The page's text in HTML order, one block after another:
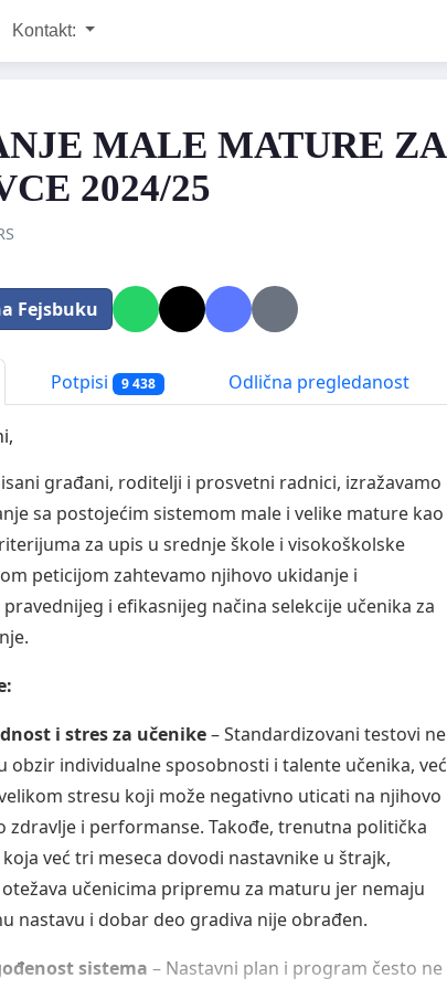
Kontakt:
MALE MATURE ZA
2024/25
Fejsbuku
Potpisi 9 438 Odlična pregledanost
građani, roditelji i prosvetni radnici, izražavamo
sa postojećim sistemom male i velike mature kao
za upis u srednje škole i visokoškolske
peticijom zahtevamo njihovo ukidanje i
i efikasnijeg načina selekcije učenika za
i stres za učenike– Standardizovani testovi ne
obzir individualne sposobnosti i talente učenika, već
stresu koji može negativno uticati na njihovo
zdravlje i performanse. Takođe, trenutna politička
već tri meseca dovodi nastavnike u štrajk,
učenicima pripremu za maturu jer nemaju
nastavu i dobar deo gradiva nije obrađen.
sistema – Nastavni plan i program često ne